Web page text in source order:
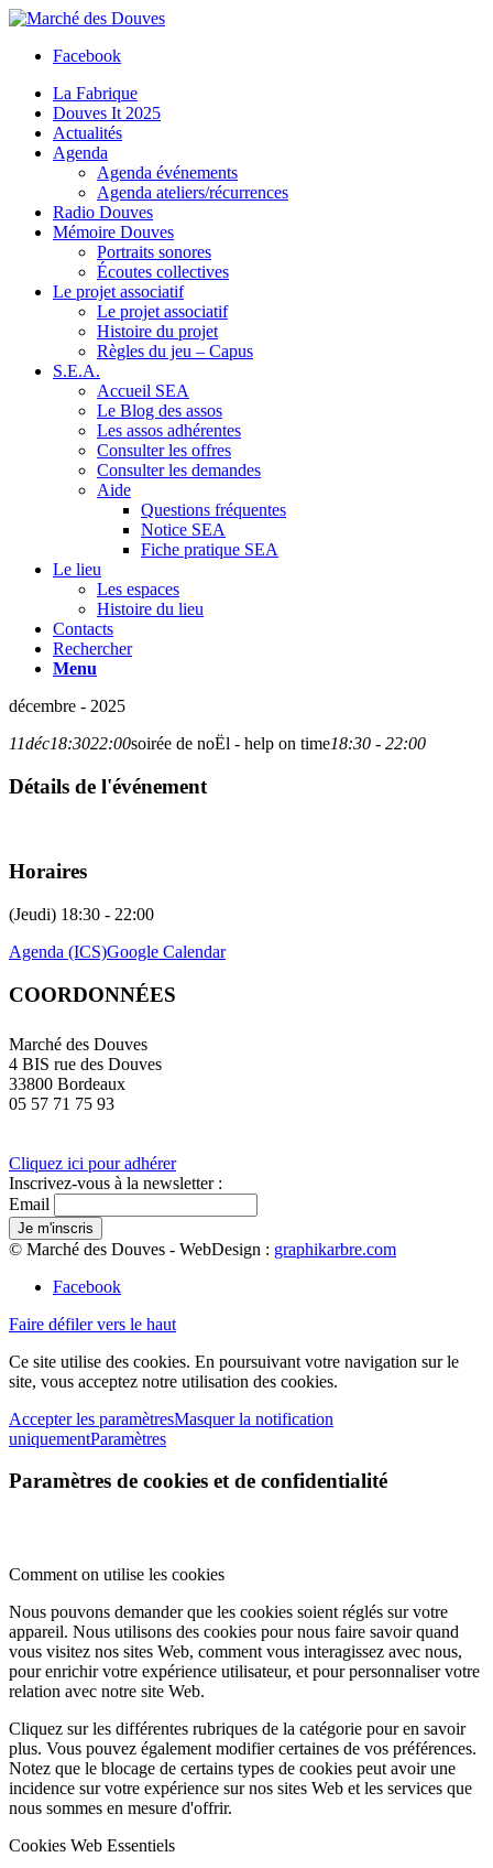
Facebook
La Fabrique
Douves It 2025
Actualités
Agenda
Agenda événements
Agenda ateliers/récurrences
Radio Douves
Mémoire Douves
Portraits sonores
Écoutes collectives
Le projet associatif
Le projet associatif
Histoire du projet
Règles du jeu – Capus
S.E.A.
Accueil SEA
Le Blog des assos
Les assos adhérentes
Consulter les offres
Consulter les demandes
Aide
Questions fréquentes
Notice SEA
Fiche pratique SEA
Le lieu
Les espaces
Histoire du lieu
Contacts
Rechercher
Menu
décembre - 2025
11déc18:3022:00soirée de noËl - help on time18:30 - 22:00
Détails de l'événement
Horaires
(Jeudi) 18:30 - 22:00
Agenda (ICS)Google Calendar
COORDONNÉES
Marché des Douves
4 BIS rue des Douves
33800 Bordeaux
05 57 71 75 93
Cliquez ici pour adhérer
Inscrivez-vous à la newsletter :
Email
© Marché des Douves - WebDesign : graphikarbre.com
Facebook
Faire défiler vers le haut
Ce site utilise des cookies. En poursuivant votre navigation sur le
site, vous acceptez notre utilisation des cookies.
Accepter les paramètresMasquer la notification
uniquementParamètres
Paramètres de cookies et de confidentialité
Comment on utilise les cookies
Nous pouvons demander que les cookies soient réglés sur votre
appareil. Nous utilisons des cookies pour nous faire savoir quand
vous visitez nos sites Web, comment vous interagissez avec nous,
pour enrichir votre expérience utilisateur, et pour personnaliser votre
relation avec notre site Web.
Cliquez sur les différentes rubriques de la catégorie pour en savoir
plus. Vous pouvez également modifier certaines de vos préférences.
Notez que le blocage de certains types de cookies peut avoir une
incidence sur votre expérience sur nos sites Web et les services que
nous sommes en mesure d'offrir.
Cookies Web Essentiels